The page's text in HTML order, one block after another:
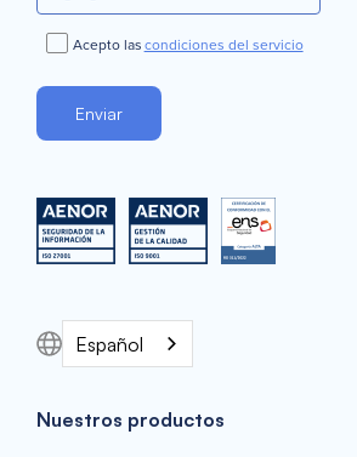
Acepto lascondiciones del servicio
Español
Nuestros productos